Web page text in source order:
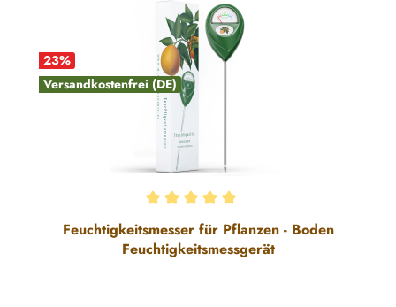
23%
Versandkostenfrei (DE)
Durchschnittliche Bewertung von 5 von 5 Sternen
Feuchtigkeitsmesser für Pflanzen - Boden
Feuchtigkeitsmessgerät